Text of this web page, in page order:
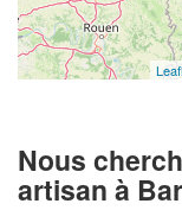
Nous
artisan à